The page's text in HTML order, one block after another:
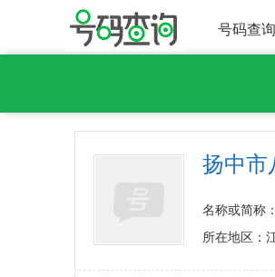
号码查询
扬中市
名称或简称
所在地区：